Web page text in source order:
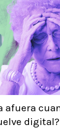
afuera
digital?